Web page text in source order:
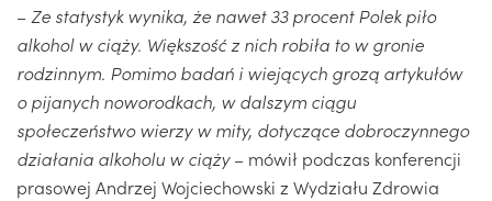
– Ze statystyk wynika, że nawet 33 procent Polek piło
alkohol w ciąży. Większość z nich robiła to w gronie
rodzinnym. Pomimo badań i wiejących grozą artykułów
o pijanych noworodkach, w dalszym ciągu
społeczeństwo wierzy w mity, dotyczące dobroczynnego
działania alkoholu w ciąży– mówił podczas konferencji
prasowej Andrzej Wojciechowski z Wydziału Zdrowia